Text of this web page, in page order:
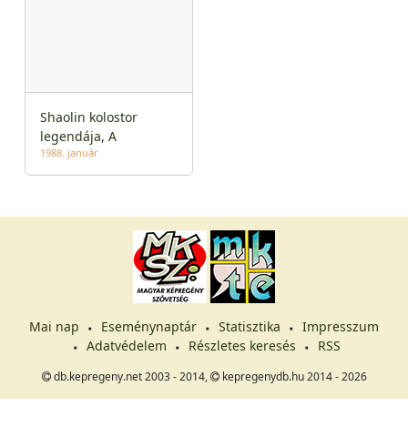
Shaolin kolostor
legendája, A
1988. január
Mai nap Eseménynaptár Statisztika
Impresszum
Adatvédelem
Részletes keresés RSS
db.kepregeny.net 2003 - 2014, kepregenydb.hu 2014 - 2026